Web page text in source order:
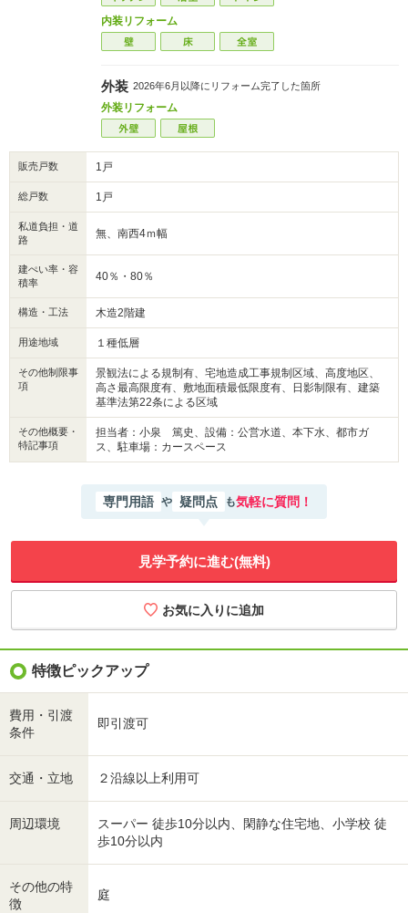
内装リフォーム
外装 2026年6月以降にリフォーム完了した箇所
外装リフォーム
販売戸数 1戸
総戸数 1戸
私道負担・道
路
無、南西4ｍ幅
建ぺい率・容
積率
40％・80％
構造・工法 木造2階建
用途地域 １種低層
その他制限事
項
景観法による規制有、宅地造成工事規制区域、高度地区、
高さ最高限度有、敷地面積最低限度有、日影制限有、建築
基準法第22条による区域
その他概要・
特記事項
担当者：小泉 篤史、設備：公営水道、本下水、都市ガ
ス、駐車場：カースペース
専門用語 や 疑問点 も気軽に質問！
見学予約に進む(無料)
特徴ピックアップ
費用・引渡
条件
即引渡可
交通・立地 ２沿線以上利用可
周辺環境
スーパー 徒歩10分以内、閑静な住宅地、小学校 徒
歩10分以内
その他の特
徴
庭